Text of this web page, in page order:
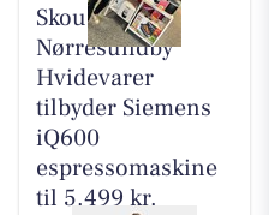
Skousen
Nørresundby
Hvidevarer
tilbyder Siemens
iQ600
espressomaskine
til 5.499 kr.